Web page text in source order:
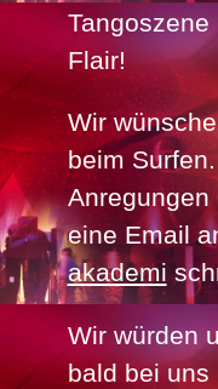
Flair!
Wir
beim
Anregungen
eine Email
akademi
Wir würden
bald bei uns